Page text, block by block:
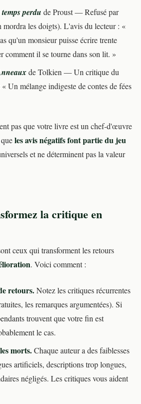
perdu de Proust — Refusé par
les doigts). L'avis du lecteur : «
qu'un monsieur puisse écrire trente
comment il se tourne dans son lit. »
de Tolkien — Un critique du
Un mélange indigeste de contes de fées
pas que votre livre est un chef-d'œuvre
les avis négatifs font partie du jeu
et ne déterminent pas la valeur
la critique en
ceux qui transforment les retours
. Voici comment :
retours.Notez les critiques récurrentes
les remarques argumentées). Si
trouvent que votre fin est
le cas.
morts.Chaque auteur a des faiblesses
artificiels, descriptions trop longues,
négligés. Les critiques vous aident